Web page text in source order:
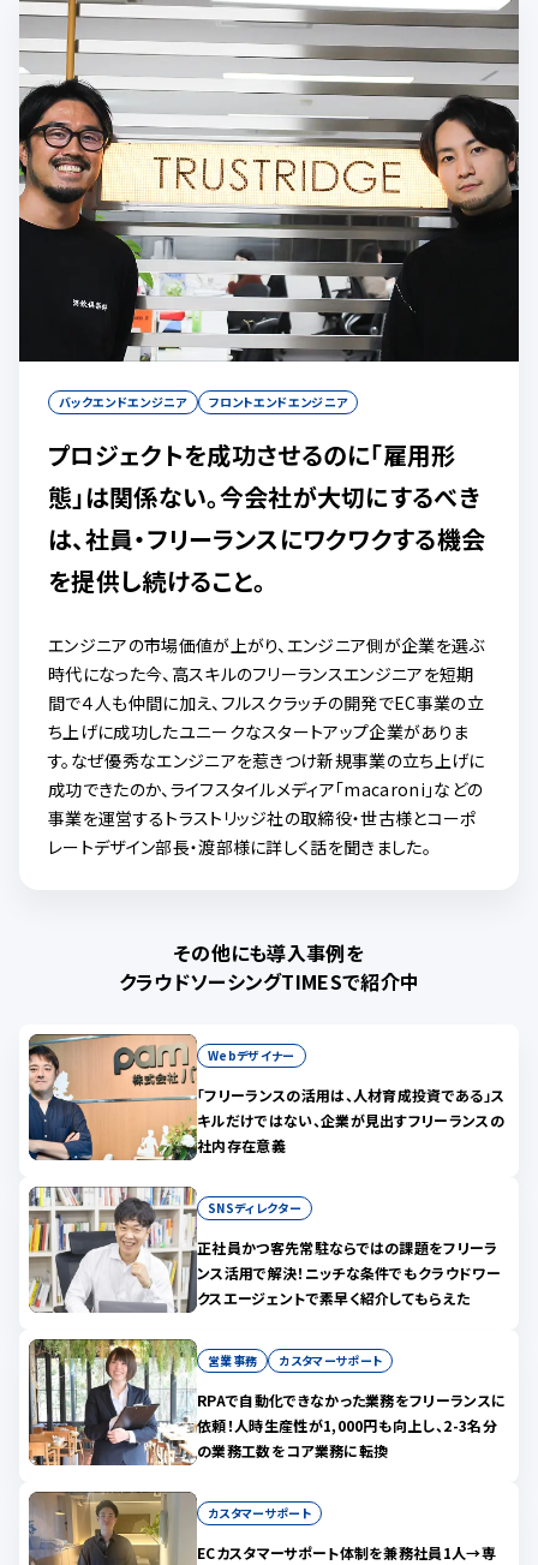
バックエンドエンジニア フロントエンドエンジニア
プロジェクトを成功させるのに「雇用形
態」は関係ない。今会社が大切にするべき
は、社員・フリーランスにワクワクする機会
を提供し続けること。
エンジニアの市場価値が上がり、エンジニア側が企業を選ぶ
時代になった今、高スキルのフリーランスエンジニアを短期
間で４人も仲間に加え、フルスクラッチの開発でEC事業の立
ち上げに成功したユニークなスタートアップ企業がありま
す。なぜ優秀なエンジニアを惹きつけ新規事業の立ち上げに
成功できたのか、ライフスタイルメディア「macaroni」などの
事業を運営するトラストリッジ社の取締役・世古様とコーポ
レートデザイン部長・渡部様に詳しく話を聞きました。
その他にも導入事例を
クラウドソーシングTIMESで紹介中
Webデザイナー
「フリーランスの活用は、人材育成投資である」ス
キルだけではない、企業が見出すフリーランスの
社内存在意義
SNSディレクター
正社員かつ客先常駐ならではの課題をフリーラ
ンス活用で解決！ニッチな条件でもクラウドワー
クスエージェントで素早く紹介してもらえた
営業事務 カスタマーサポート
RPAで自動化できなかった業務をフリーランスに
依頼！人時生産性が1,000円も向上し、2-3名分
の業務工数をコア業務に転換
カスタマーサポート
ECカスタマーサポート体制を兼務社員1人→専